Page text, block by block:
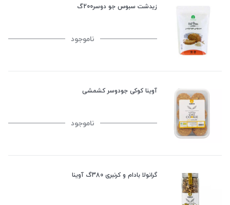
زیدشت سبوس جو دوسر200گ
ناموجود
آوینا کوکی جودوسر کشمشی
ناموجود
گرانولا بادام و کرنبری 380گ آوینا